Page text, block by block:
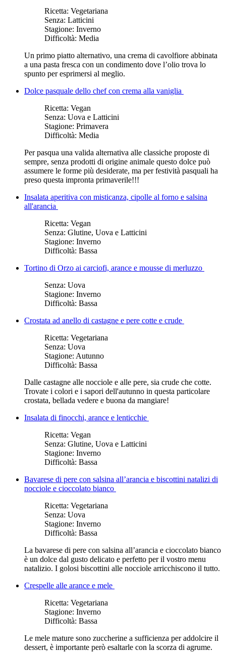
Ricetta: Vegetariana
Senza: Latticini
Stagione: Inverno
Difficoltà: Media
Un primo piatto alternativo, una crema di cavolfiore abbinata
a una pasta fresca con un condimento dove l’olio trova lo
spunto per esprimersi al meglio.
Dolce pasquale dello chef con crema alla vaniglia
Ricetta: Vegan
Senza: Uova e Latticini
Stagione: Primavera
Difficoltà: Media
Per pasqua una valida alternativa alle classiche proposte di
sempre, senza prodotti di origine animale questo dolce può
assumere le forme più desiderate, ma per festività pasquali ha
preso questa impronta primaverile!!!
Insalata aperitiva con misticanza, cipolle al forno e salsina
all'arancia
Ricetta: Vegan
Senza: Glutine, Uova e Latticini
Stagione: Inverno
Difficoltà: Bassa
Tortino di Orzo ai carciofi, arance e mousse di merluzzo
Senza: Uova
Stagione: Inverno
Difficoltà: Bassa
Crostata ad anello di castagne e pere cotte e crude
Ricetta: Vegetariana
Senza: Uova
Stagione: Autunno
Difficoltà: Bassa
Dalle castagne alle nocciole e alle pere, sia crude che cotte.
Trovate i colori e i sapori dell'autunno in questa particolare
crostata, bellada vedere e buona da mangiare!
Insalata di finocchi, arance e lenticchie
Ricetta: Vegan
Senza: Glutine, Uova e Latticini
Stagione: Inverno
Difficoltà: Bassa
Bavarese di pere con salsina all’arancia e biscottini natalizi di
nocciole e cioccolato bianco
Ricetta: Vegetariana
Senza: Uova
Stagione: Inverno
Difficoltà: Bassa
La bavarese di pere con salsina all’arancia e cioccolato bianco
è un dolce dal gusto delicato e perfetto per il vostro menu
natalizio. I golosi biscottini alle nocciole arricchiscono il tutto.
Crespelle alle arance e mele
Ricetta: Vegetariana
Stagione: Inverno
Difficoltà: Bassa
Le mele mature sono zuccherine a sufficienza per addolcire il
dessert, è importante però esaltarle con la scorza di agrume.